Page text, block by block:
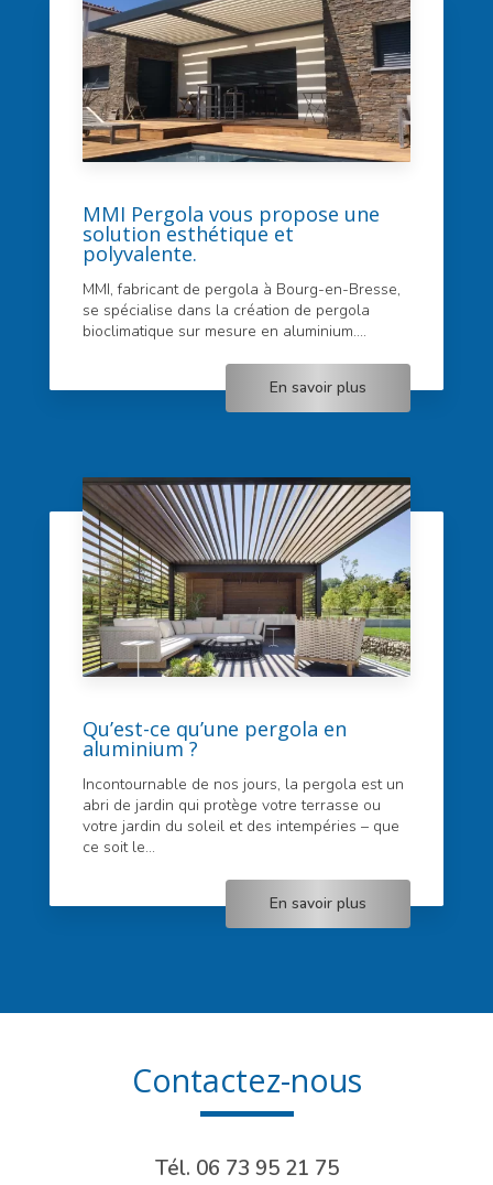
MMI Pergola vous propose une
solution esthétique et
polyvalente.
MMI, fabricant de pergola à Bourg-en-Bresse,
se spécialise dans la création de pergola
bioclimatique sur mesure en aluminium....
En savoir plus
Qu’est-ce qu’une pergola en
aluminium ?
Incontournable de nos jours, la pergola est un
abri de jardin qui protège votre terrasse ou
votre jardin du soleil et des intempéries – que
ce soit le...
En savoir plus
Contactez-nous
Tél. 06 73 95 21 75